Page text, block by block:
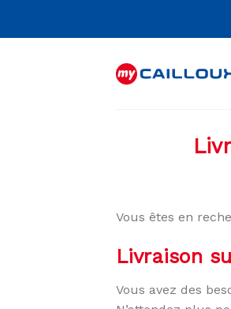
Vous êtes en
Livraison
Vous avez des